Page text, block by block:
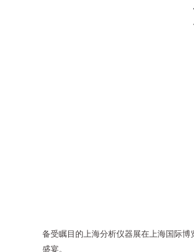
备受瞩目的上海分析仪器展在上海国际
盛宴。